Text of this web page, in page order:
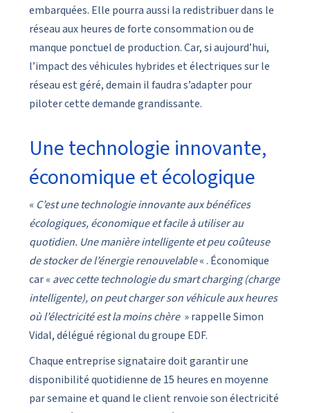
embarquées. Elle pourra aussi la redistribuer dans le
réseau aux heures de forte consommation ou de
manque ponctuel de production. Car, si aujourd’hui,
l’impact des véhicules hybrides et électriques sur le
réseau est géré, demain il faudra s’adapter pour
piloter cette demande grandissante.
Une technologie innovante,
économique et écologique
« C’est une technologie innovante aux bénéfices
écologiques, économique et facile à utiliser au
quotidien. Une manière intelligente et peu coûteuse
de stocker de l’énergie renouvelable« . Économique
car « avec cette technologie du smart charging (charge
intelligente), on peut charger son véhicule aux heures
où l’électricité est la moins chère » rappelle Simon
Vidal, délégué régional du groupe EDF.
Chaque entreprise signataire doit garantir une
disponibilité quotidienne de 15 heures en moyenne
par semaine et quand le client renvoie son électricité